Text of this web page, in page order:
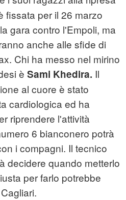
fissata per il 26 marzo
gara contro l'Empoli, ma
anche alle sfide di
Chi ha messo nel mirino
è Sami Khedira. Il
al cuore è stato
cardiologica ed ha
riprendere l'attività
6 bianconero potrà
i compagni. Il tecnico
decidere quando metterlo
per farlo potrebbe